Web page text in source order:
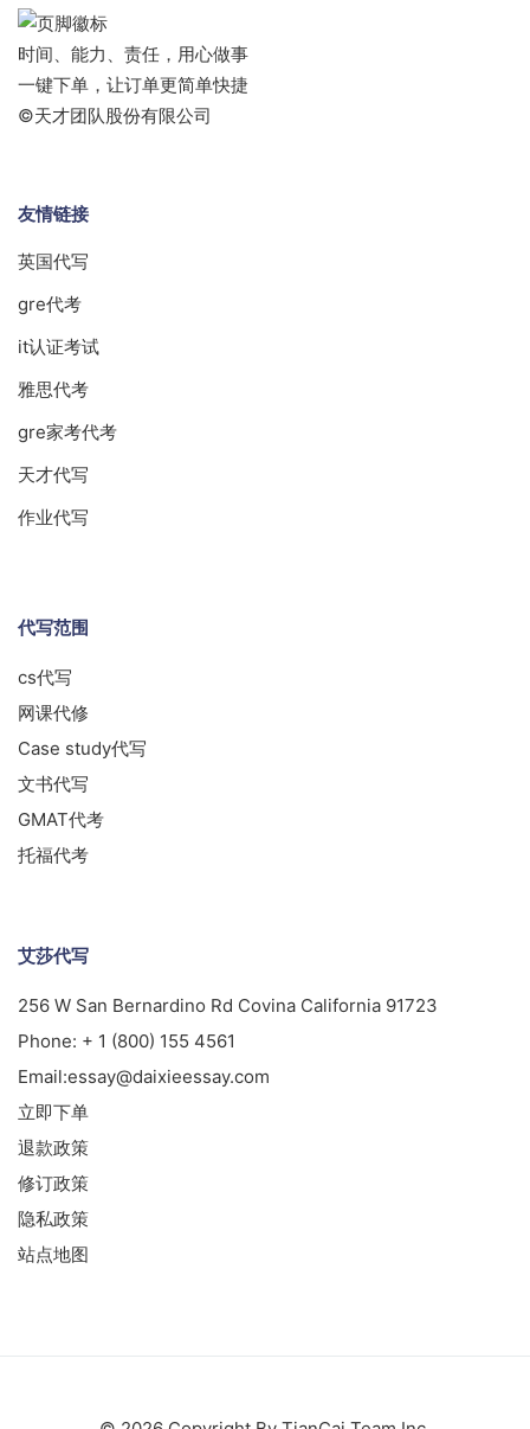
时间、能力、责任，用心做事
一键下单，让订单更简单快捷
©天才团队股份有限公司
友情链接
英国代写
gre代考
it认证考试
雅思代考
gre家考代考
天才代写
作业代写
代写范围
cs代写
网课代修
Case study代写
文书代写
GMAT代考
托福代考
艾莎代写
256 W San Bernardino Rd Covina California 91723
Phone: + 1 (800) 155 4561
Email:essay@daixieessay.com
立即下单
退款政策
修订政策
隐私政策
站点地图